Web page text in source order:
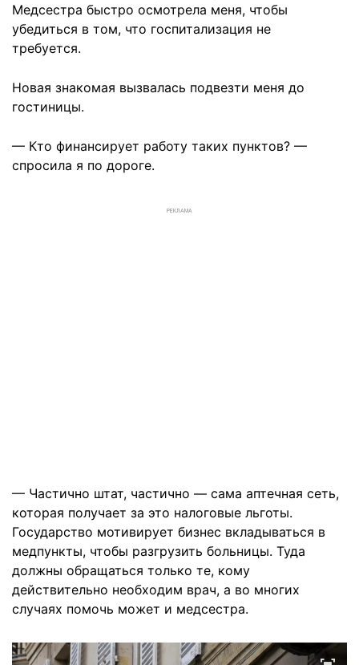
Медсестра быстро осмотрела меня, чтобы
убедиться в том, что госпитализация не
требуется.
Новая знакомая вызвалась подвезти меня до
гостиницы.
— Кто финансирует работу таких пунктов? —
спросила я по дороге.
РЕКЛАМА
— Частично штат, частично — сама аптечная сеть,
которая получает за это налоговые льготы.
Государство мотивирует бизнес вкладываться в
медпункты, чтобы разгрузить больницы. Туда
должны обращаться только те, кому
действительно необходим врач, а во многих
случаях помочь может и медсестра.